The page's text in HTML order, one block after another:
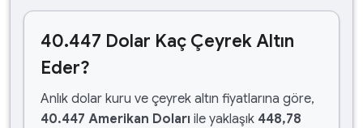
40.447 Dolar Kaç Çeyrek Altın
Eder?
Anlık dolar kuru ve çeyrek altın fiyatlarına göre,
40.447 Amerikan Doları ile yaklaşık 448,78